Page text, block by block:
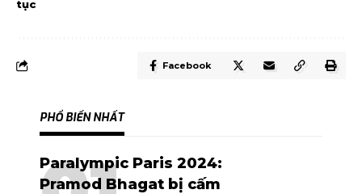
tục
Facebook
PHỔ BIẾN NHẤT
Paralympic Paris 2024:
Pramod Bhagat bị cấm